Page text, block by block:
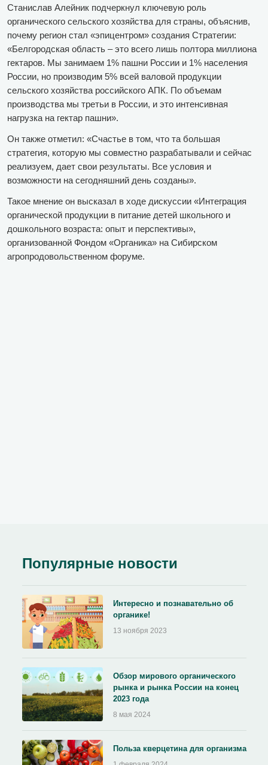
Станислав Алейник подчеркнул ключевую роль
органического сельского хозяйства для страны, объяснив,
почему регион стал «эпицентром» создания Стратегии:
«Белгородская область – это всего лишь полтора миллиона
гектаров. Мы занимаем 1% пашни России и 1% населения
России, но производим 5% всей валовой продукции
сельского хозяйства российского АПК. По объемам
производства мы третьи в России, и это интенсивная
нагрузка на гектар пашни».
Он также отметил: «Счастье в том, что та большая
стратегия, которую мы совместно разрабатывали и сейчас
реализуем, дает свои результаты. Все условия и
возможности на сегодняшний день созданы».
Такое мнение он высказал в ходе дискуссии «Интеграция
органической продукции в питание детей школьного и
дошкольного возраста: опыт и перспективы»,
организованной Фондом «Органика» на Сибирском
агропродовольственном форуме.
Популярные новости
Интересно и познавательно об
органике!
13 ноября 2023
Обзор мирового органического
рынка и рынка России на конец
2023 года
8 мая 2024
Польза кверцетина для организма